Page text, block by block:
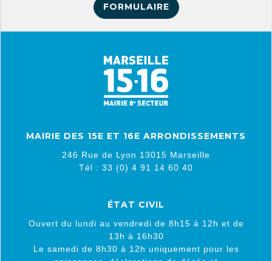
FORMULAIRE
MAIRIE DES 15E ET 16E ARRONDISSEMENTS
246 Rue de Lyon 13015 Marseille
Tél : 33 (0) 4 91 14 60 40
ÉTAT CIVIL
Ouvert du lundi au vendredi de 8h15 à 12h et de
13h à 16h30
Le samedi de 8h30 à 12h uniquement pour les